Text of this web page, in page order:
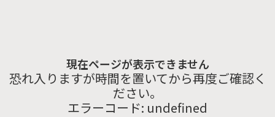
現在ページが表示できません
恐れ入りますが時間を置いてから再度ご確認く
ださい。
エラーコード: undefined